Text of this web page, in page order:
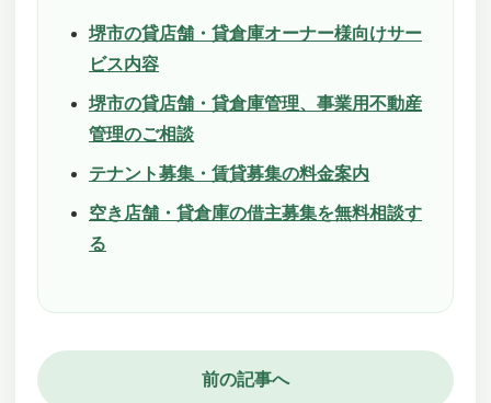
堺市の貸店舗・貸倉庫オーナー様向けサー
ビス内容
堺市の貸店舗・貸倉庫管理、事業用不動産
管理のご相談
テナント募集・賃貸募集の料金案内
空き店舗・貸倉庫の借主募集を無料相談す
る
前の記事へ